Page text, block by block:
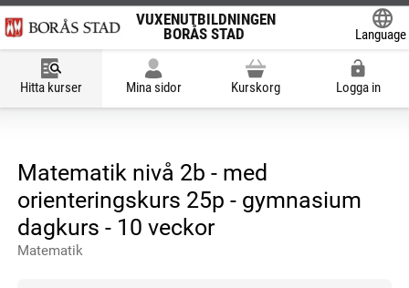
VUXENUTBILDNINGEN
BORÅS STAD
Language
Hitta kurser Mina sidor Kurskorg Logga in
Matematik nivå 2b - med
orienteringskurs 25p - gymnasium
dagkurs - 10 veckor
Matematik